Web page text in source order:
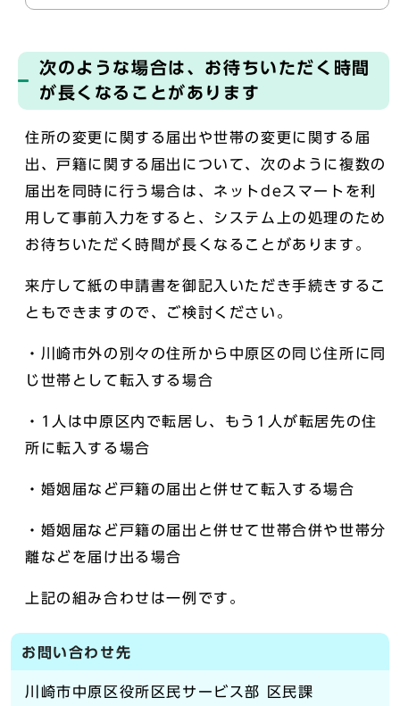
次のような場合は、お待ちいただく時間
が長くなることがあります
住所の変更に関する届出や世帯の変更に関する届
出、戸籍に関する届出について、次のように複数の
届出を同時に行う場合は、ネットdeスマートを利
用して事前入力をすると、システム上の処理のため
お待ちいただく時間が長くなることがあります。
来庁して紙の申請書を御記入いただき手続きするこ
ともできますので、ご検討ください。
・川崎市外の別々の住所から中原区の同じ住所に同
じ世帯として転入する場合
・1人は中原区内で転居し、もう1人が転居先の住
所に転入する場合
・婚姻届など戸籍の届出と併せて転入する場合
・婚姻届など戸籍の届出と併せて世帯合併や世帯分
離などを届け出る場合
上記の組み合わせは一例です。
お問い合わせ先
川崎市中原区役所区民サービス部 区民課